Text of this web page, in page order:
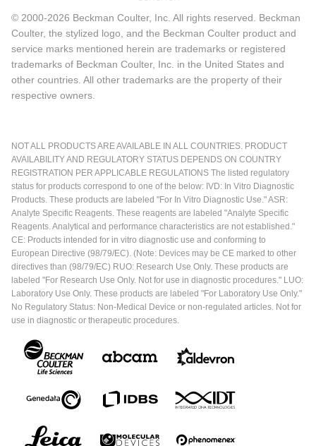
© 2000-2026 Beckman Coulter, Inc. All rights reserved. Beckman
Coulter, the stylized logo, and the Beckman Coulter product and
service marks mentioned herein are trademarks or registered
trademarks of Beckman Coulter, Inc. in the United States and
other countries. All other trademarks are the property of their
respective owners.
NOT ALL PRODUCTS ARE AVAILABLE IN ALL COUNTRIES. PRODUCT
AVAILABILITY AND REGULATORY STATUS DEPENDS ON COUNTRY
REGISTRATION PER APPLICABLE REGULATIONS The listed regulatory
status for products correspond to one of the below: IVD: In Vitro Diagnostic
Products. These products are labeled "For In Vitro Diagnostic Use." ASR:
Analyte Specific Reagents. These reagents are labeled "Analyte Specific
Reagents. Analytical and performance characteristics are not established."
CE: Products intended for in vitro diagnostic use and conforming to
European Directive (98/79/EC). (Note: Devices may be CE marked to other
directives than (98/79/EC) RUO: Research Use Only. These products are
labeled "For Research Use Only. Not for use in diagnostic procedures." LUO:
Laboratory Use Only. These products are labeled "For Laboratory Use Only."
No Regulatory Status: Non-Medical Device or non-regulated articles. Not for
use in diagnostic or therapeutic procedures.